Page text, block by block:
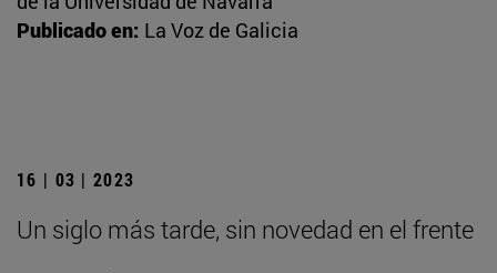
Publicado en: La Voz de Galicia
16 | 03 | 2023
Un siglo más tarde, sin novedad en el frente